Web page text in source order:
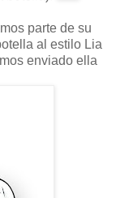
parte de su
al estilo Lia
enviado ella